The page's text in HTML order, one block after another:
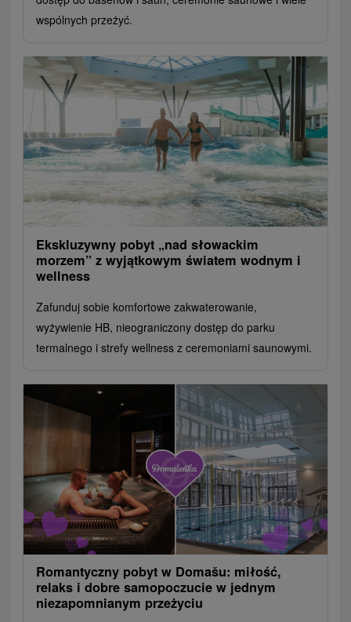
wspólnych przeżyć.
Ekskluzywny pobyt „nad słowackim
morzem” z wyjątkowym światem wodnym i
wellness
Zafunduj sobie komfortowe zakwaterowanie,
wyżywienie HB, nieograniczony dostęp do parku
termalnego i strefy wellness z ceremoniami saunowymi.
Romantyczny pobyt w Domašu: miłość,
relaks i dobre samopoczucie w jednym
niezapomnianym przeżyciu